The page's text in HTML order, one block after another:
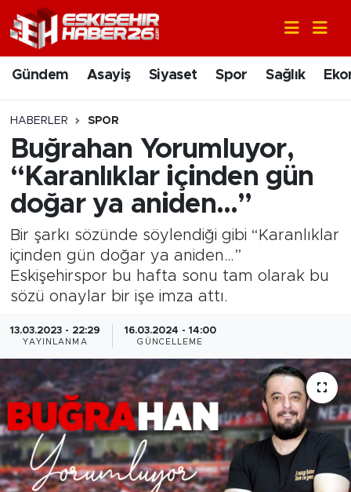
Gündem Asayiş Siyaset Spor Sağlık
HABERLER SPOR
Buğrahan Yorumluyor,
“Karanlıklar içinden gün
doğar ya aniden…”
Bir şarkı sözünde söylendiği gibi “Karanlıklar
içinden gün doğar ya aniden…”
Eskişehirspor bu hafta sonu tam olarak bu
sözü onaylar bir işe imza attı.
13.03.2023 - 22:29
YAYINLANMA
16.03.2024 - 14:00
GÜNCELLEME
Gündem
Asayiş
Siyaset
Spor
Sağlık
Ekonomi
Eğitim
Sanat
Bölge
Teknoloji
Magazin
Nöbetçi Eczaneler
Hava Durumu
Trafik Durumu
Süper Lig Puan Durumu ve Fikstür
Tüm Manşetler
Son Dakika Haberleri
Haber Arşivi